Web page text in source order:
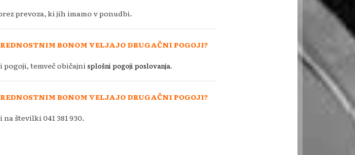
prevoza, ki jih imamo v ponudbi.
BONOM VELJAJO DRUGAČNI POGOJI?
pogoji, temveč običajnisplošni pogoji poslovanja.
BONOM VELJAJO DRUGAČNI POGOJI?
številki 041 381 930.